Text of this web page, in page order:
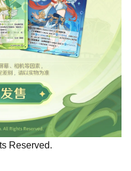
Reserved.